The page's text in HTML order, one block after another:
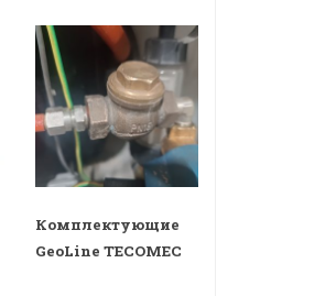
Комплектующие
GeoLine TECOMEC